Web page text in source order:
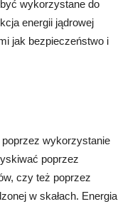
wykorzystane do
energii jądrowej
jak bezpieczeństwo i
poprzez wykorzystanie
poprzez
czy też poprzez
w skałach. Energia